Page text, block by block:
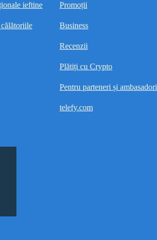
ieftine Promoții
Business
Recenzii
Plătiți cu Crypto
Pentru parteneri și ambasadori
telefy.com